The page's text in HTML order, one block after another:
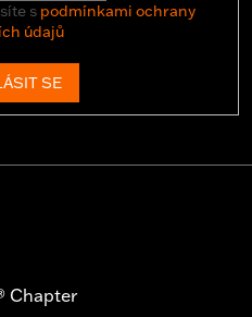
s podmínkami ochrany
údajů
SE
Chapter